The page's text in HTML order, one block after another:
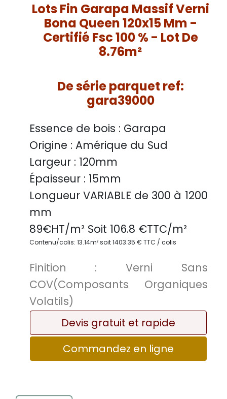
Lots Fin Garapa Massif Verni
Bona Queen 120x15 Mm -
Certifié Fsc 100 % - Lot De
8.76m²
De série parquet ref:
gara39000
Essence de bois : Garapa
Origine : Amérique du Sud
Largeur : 120mm
Épaisseur : 15mm
Longueur VARIABLE de 300 à 1200
mm
89€HT/m² Soit 106.8 €TTC/m²
Contenu/colis: 13.14m² soit 1403.35 € TTC / colis
Finition : Verni Sans
COV(Composants Organiques
Volatils)
Devis gratuit et rapide
Commandez en ligne